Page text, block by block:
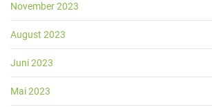
November 2023
August 2023
Juni 2023
Mai 2023